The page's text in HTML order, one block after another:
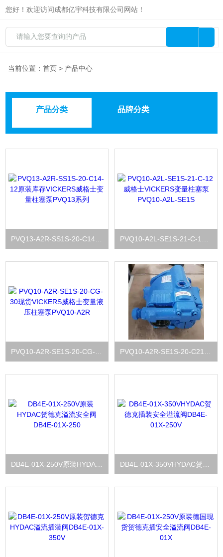
您好！欢迎访问成都亿宇科技有限公司网站！
当前位置：首页 > 产品中心
产品分类 品牌分类
PVQ13-A2R-SS1S-20-C14-12原装库存VICKERS威格士变量柱塞泵PVQ13系列
DB4E-01X-250V原装HYDAC贺德克溢流安全阀DB4E-01X-250